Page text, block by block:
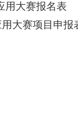
用大赛报名表
大赛项目申报
息